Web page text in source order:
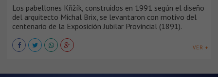
Los pabellones Křižík, construidos en 1991 según el diseño
del arquitecto Michal Brix, se levantaron con motivo del
centenario de la Exposición Jubilar Provincial (1891).
VER +